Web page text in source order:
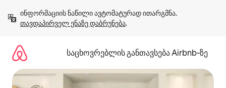
გადასვლა
თავდაპირველ ენაზე დაბრუნება.
საცხოვრებლის განთავსება Airbnb‑ზე